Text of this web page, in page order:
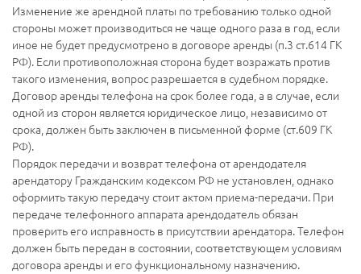
Изменение же арендной платы по требованию только одной
стороны может производиться не чаще одного раза в год, если
иное не будет предусмотрено в договоре аренды (п.3 ст.614 ГК
РФ). Если противоположная сторона будет возражать против
такого изменения, вопрос разрешается в судебном порядке.
Договор аренды телефона на срок более года, а в случае, если
одной из сторон является юридическое лицо, независимо от
срока, должен быть заключен в письменной форме (ст.609 ГК
РФ).
Порядок передачи и возврат телефона от арендодателя
арендатору Гражданским кодексом РФ не установлен, однако
оформить такую передачу стоит актом приема-передачи. При
передаче телефонного аппарата арендодатель обязан
проверить его исправность в присутствии арендатора. Телефон
должен быть передан в состоянии, соответствующем условиям
договора аренды и его функциональному назначению.